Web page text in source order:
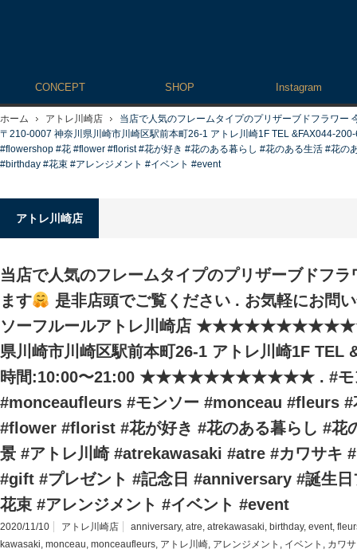
CONCEPT SHOP Instagram
ホーム アトレ川崎店
当店で人気のフレームタイプのプリザーブドフラワー
〒210-0007 神奈川県川崎市川崎区駅前本町26-1 アトレ川崎1F TEL
#flowershop #花 #flower #florist #花が好き #花のある暮らし #花のある生活 #花
#birthday #花束 #アレンジメント #イベント #event
アトレ川崎店
当店で人気のフレームタイプのプリザーブドフ
ます
是非店頭でご覧ください . お気軽にお問
ソーフルールアトレ川崎店 ★★★★★★★★★★★
県川崎市川崎区駅前本町26-1 アトレ川崎1F TEL
時間:10:00〜21:00 ★★★★★★★★★★★ . #モン
#monceaufleurs #モンソー #monceau #fleurs
#flower #florist #花が好き #花のある暮らし #花
景 #アトレ川崎 #atrekawasaki #atre #カワサキ
#gift #プレゼント #記念日 #anniversary #誕生
花束 #アレンジメント #イベント #event
2020/11/10 アトレ川崎店 anniversary, atre, atrekawasaki, birthday, event,
kawasaki, monceau, monceaufleurs, アトレ川崎, アレンジメント , イベント , カワ